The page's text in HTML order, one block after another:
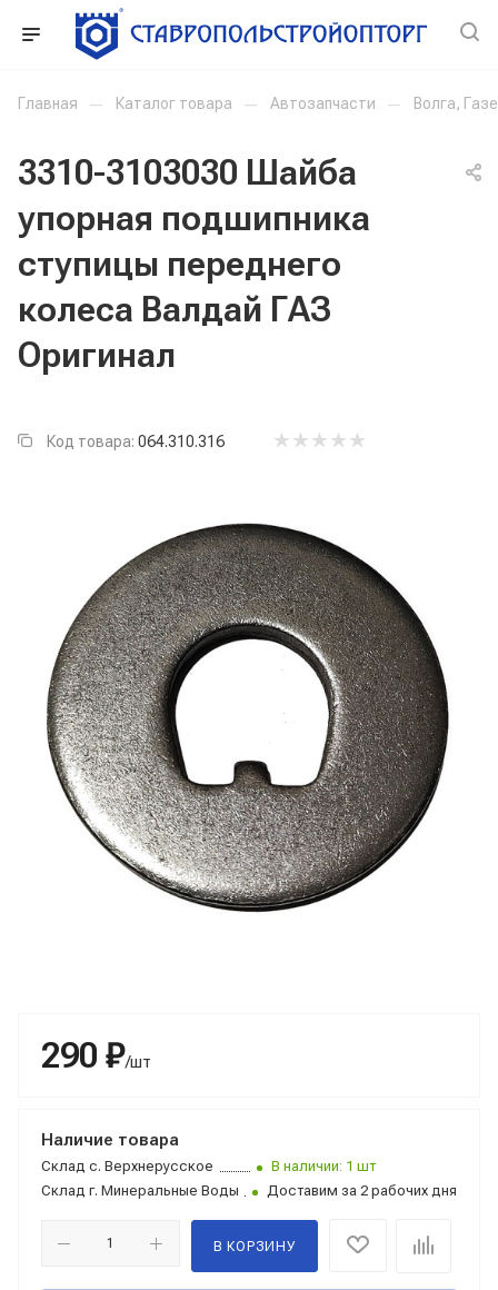
Главная — Каталог товара — Автозапчасти — Волга,
3310-3103030 Шайба
упорная подшипника
ступицы переднего
колеса Валдай ГАЗ
Оригинал
Код товара: 064.310.316
290 ₽/шт
Наличие товара
Склад с. Верхнерусское
В наличии: 1 шт
Склад г. Минеральные Воды Доставим за 2 рабочих дня
В КОРЗИНУ